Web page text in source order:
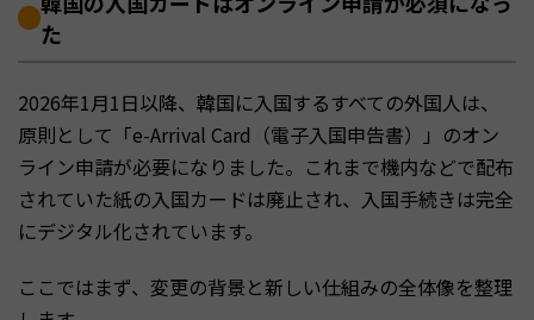
た
2026年1月1日以降、韓国に入国するすべての外国人は、
原則として「e-Arrival Card（電子入国申告書）」のオン
ライン申請が必要になりました。これまで機内などで配布
されていた紙の入国カードは廃止され、入国手続きは完全
にデジタル化されています。
ここではまず、変更の背景と新しい仕組みの全体像を整理